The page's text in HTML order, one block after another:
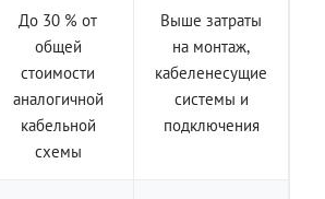
До 30 % от
общей
стоимости
аналогичной
кабельной
схемы
Выше затраты
на монтаж,
кабеленесущие
системы и
подключения